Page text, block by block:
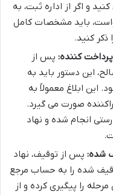
و اگر از اداره ثبت، به
باید مشخصات کامل
ذکر کنید.
پس از
این دستور باید به
این ابلاغ معمولاً به
صورت می گیرد.
انجام شده و نهاد
پس از توقیف، نهاد
شده را به حساب مرجع
را پیگیری کرده و از